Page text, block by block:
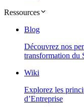
Ressources
Blog
Découvrez nos
transformation du
Wiki
Explorez les
d’Entreprise